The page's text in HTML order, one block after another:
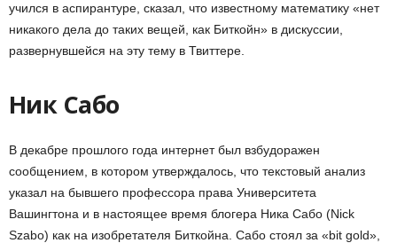
учился в аспирантуре, сказал, что известному математику «нет
никакого дела до таких вещей, как Биткойн» в дискуссии,
развернувшейся на эту тему в Твиттере.
Ник Сабо
В декабре прошлого года интернет был взбудоражен
сообщением, в котором утверждалось, что текстовый анализ
указал на бывшего профессора права Университета
Вашингтона и в настоящее время блогера Ника Сабо (Nick
Szabo) как на изобретателя Биткойна. Сабо стоял за «bit gold»,